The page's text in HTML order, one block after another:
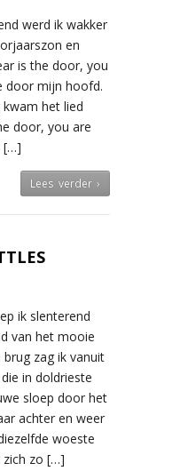
werd ik wakker
en
is the door, you
door mijn hoofd.
kwam het lied
door, you are
[…]
Lees verder ›
ik slenterend
van het mooie
zag ik vanuit
in doldrieste
sloep door het
achter en weer
woeste
zich zo […]